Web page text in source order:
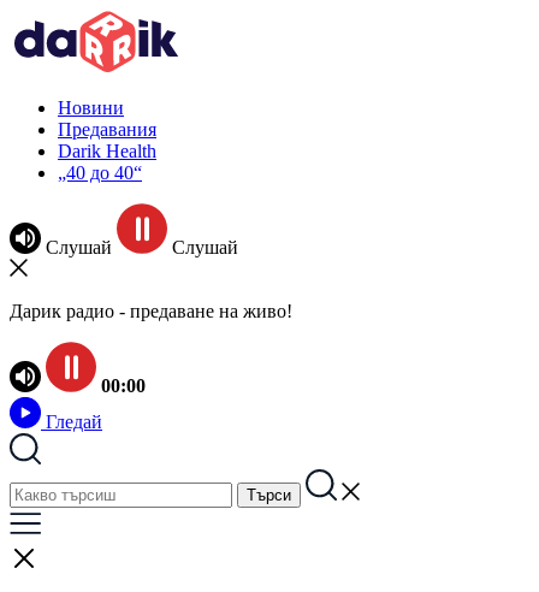
Новини
Предавания
Darik Health
„40 до 40“
Слушай Слушай
Дарик радио - предаване на живо!
00:00
Гледай